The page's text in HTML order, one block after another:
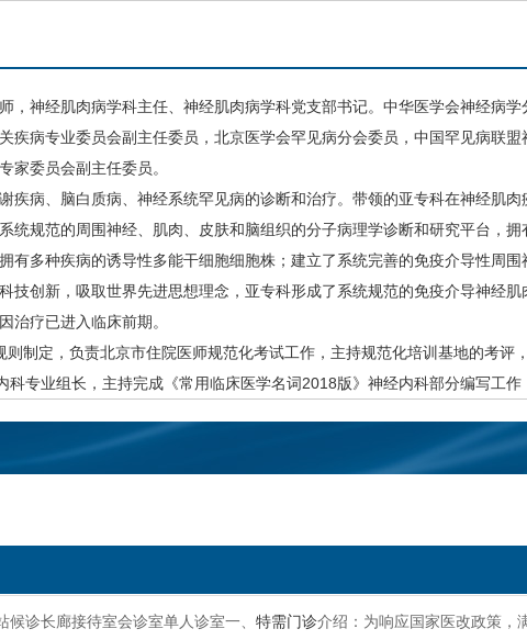
， 神经肌肉病学科主任、 神经肌肉病学科党支部书记。中华医学会神经病
疾病专业委员会副主任委员，北京医学会罕见病分会委员，中国罕见病联
家委员会副主任委员。
疾病、脑白质病、神经系统罕见病的诊断和治疗。带领的亚专科在神经肌
统规范的周围神经、肌肉、皮肤和脑组织的分子病理学诊断和研究平台，
有多种疾病的诱导性多能干细胞细胞株；建立了系统完善的免疫介导性周
技创新，吸取世界先进思想理念，亚专科形成了系统规范的免疫介导神经肌
治疗已进入临床前期。
制定，负责北京市住院医师规范化考试工作，主持规范化培训基地的考
科专业组长，主持完成《常用临床医学名词2018版》神经内科部分编写工作
京市重大研究项目1项，主持完成省部级课题3项，完成北京市自然科学基
候诊长廊接待室会诊室单人诊室一、 特需门诊介绍：为响应国家医改政策，